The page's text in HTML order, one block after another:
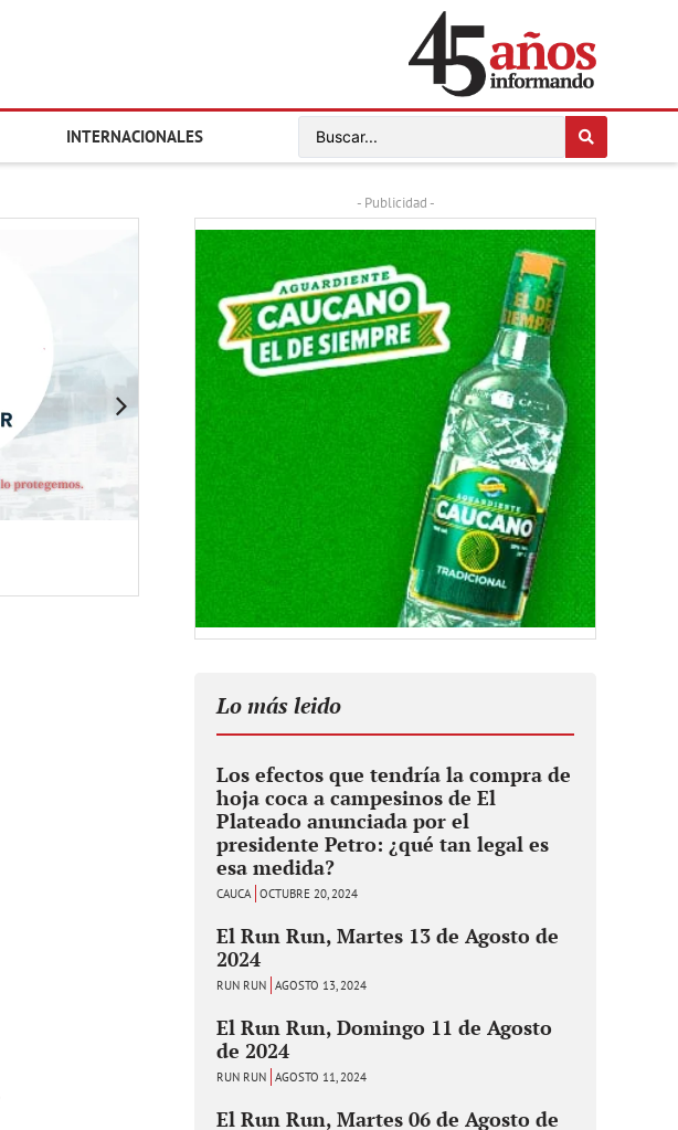
INTERNACIONALES
- Publicidad -
Lo más leido
Los efectos que tendría la compra de
hoja coca a campesinos de El
Plateado anunciada por el
presidente Petro: ¿qué tan legal es
esa medida?
CAUCA OCTUBRE 20, 2024
El Run Run, Martes 13 de Agosto de
2024
RUN RUN AGOSTO 13, 2024
El Run Run, Domingo 11 de Agosto
de 2024
RUN RUN AGOSTO 11, 2024
El Run Run, Martes 06 de Agosto de